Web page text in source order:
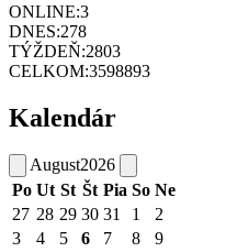
ONLINE:3
DNES:278
TÝŽDEŇ:2803
CELKOM:3598893
Kalendár
August2026
Po Ut St Št Pia So Ne
27 28 29 30 31 1
2
3
4 5 6 7 8
9